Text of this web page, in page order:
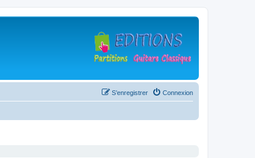
Connexion
S’enregistrer